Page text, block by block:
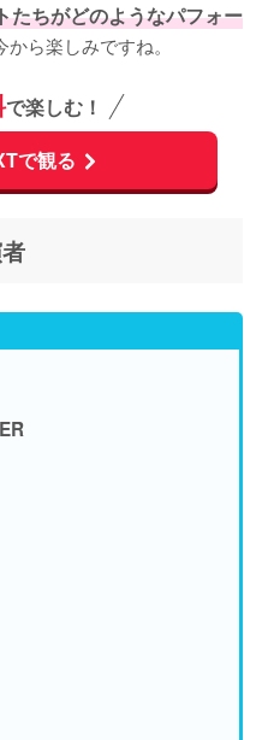
たちがどのようなパフォー
から楽しみですね。
で楽しむ！
で観る